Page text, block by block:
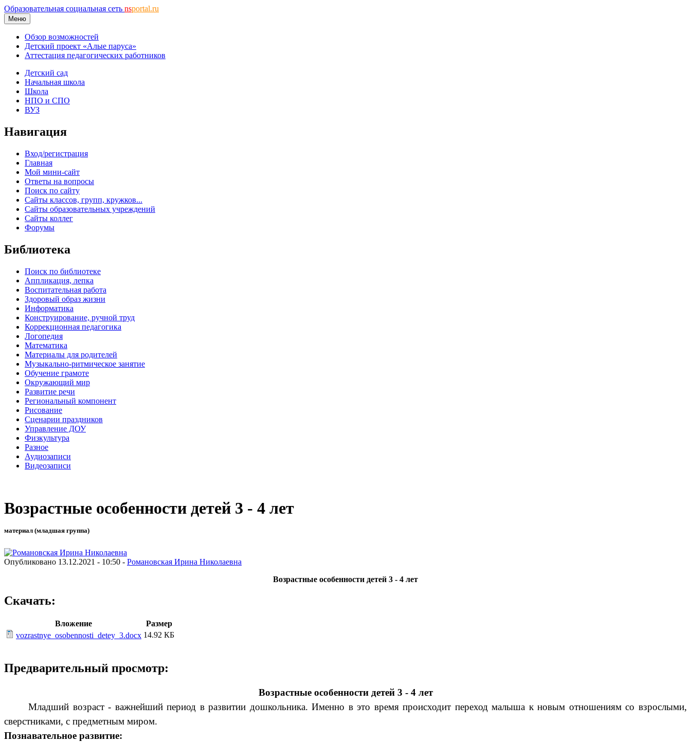
Образовательная социальная сеть nsportal.ru
Меню
Обзор возможностей
Детский проект «Алые паруса»
Аттестация педагогических работников
Детский сад
Начальная школа
Школа
НПО и СПО
ВУЗ
Навигация
Вход/регистрация
Главная
Мой мини-сайт
Ответы на вопросы
Поиск по сайту
Сайты классов, групп, кружков...
Сайты образовательных учреждений
Сайты коллег
Форумы
Библиотека
Поиск по библиотеке
Аппликация, лепка
Воспитательная работа
Здоровый образ жизни
Информатика
Конструирование, ручной труд
Коррекционная педагогика
Логопедия
Математика
Материалы для родителей
Музыкально-ритмическое занятие
Обучение грамоте
Окружающий мир
Развитие речи
Региональный компонент
Рисование
Сценарии праздников
Управление ДОУ
Физкультура
Разное
Аудиозаписи
Видеозаписи
Возрастные особенности детей 3 - 4 лет
материал (младшая группа)
Опубликовано 13.12.2021 - 10:50 - Романовская Ирина Николаевна
Возрастные особенности детей 3 - 4 лет
Скачать:
Вложение
Размер
vozrastnye_osobennosti_detey_3.docx 14.92 КБ
Предварительный просмотр:
Возрастные особенности детей 3 - 4 лет
Младший возраст - важнейший период в развитии дошкольника. Именно в это время происходит переход малыша к новым отношениям со взрослыми,
сверстниками, с предметным миром.
Познавательное развитие: